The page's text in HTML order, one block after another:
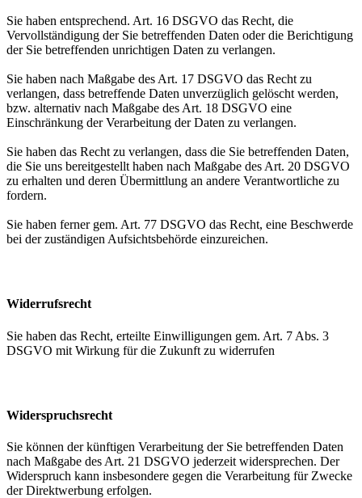
Sie haben entsprechend. Art. 16 DSGVO das Recht, die
Vervollständigung der Sie betreffenden Daten oder die Berichtigung
der Sie betreffenden unrichtigen Daten zu verlangen.
Sie haben nach Maßgabe des Art. 17 DSGVO das Recht zu
verlangen, dass betreffende Daten unverzüglich gelöscht werden,
bzw. alternativ nach Maßgabe des Art. 18 DSGVO eine
Einschränkung der Verarbeitung der Daten zu verlangen.
Sie haben das Recht zu verlangen, dass die Sie betreffenden Daten,
die Sie uns bereitgestellt haben nach Maßgabe des Art. 20 DSGVO
zu erhalten und deren Übermittlung an andere Verantwortliche zu
fordern.
Sie haben ferner gem. Art. 77 DSGVO das Recht, eine Beschwerde
bei der zuständigen Aufsichtsbehörde einzureichen.
Widerrufsrecht
Sie haben das Recht, erteilte Einwilligungen gem. Art. 7 Abs. 3
DSGVO mit Wirkung für die Zukunft zu widerrufen
Widerspruchsrecht
Sie können der künftigen Verarbeitung der Sie betreffenden Daten
nach Maßgabe des Art. 21 DSGVO jederzeit widersprechen. Der
Widerspruch kann insbesondere gegen die Verarbeitung für Zwecke
der Direktwerbung erfolgen.